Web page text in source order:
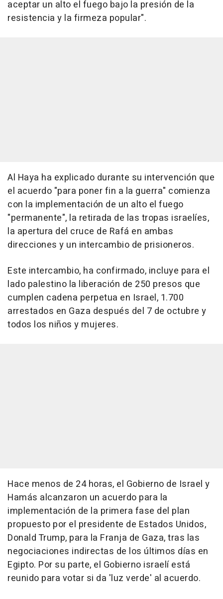
aceptar un alto el fuego bajo la presión de la
resistencia y la firmeza popular".
Al Haya ha explicado durante su intervención que
el acuerdo "para poner fin a la guerra" comienza
con la implementación de un alto el fuego
"permanente", la retirada de las tropas israelíes,
la apertura del cruce de Rafá en ambas
direcciones y un intercambio de prisioneros.
Este intercambio, ha confirmado, incluye para el
lado palestino la liberación de 250 presos que
cumplen cadena perpetua en Israel, 1.700
arrestados en Gaza después del 7 de octubre y
todos los niños y mujeres.
Hace menos de 24 horas, el Gobierno de Israel y
Hamás alcanzaron un acuerdo para la
implementación de la primera fase del plan
propuesto por el presidente de Estados Unidos,
Donald Trump, para la Franja de Gaza, tras las
negociaciones indirectas de los últimos días en
Egipto. Por su parte, el Gobierno israelí está
reunido para votar si da 'luz verde' al acuerdo.